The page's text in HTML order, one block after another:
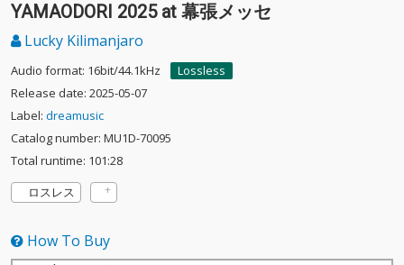
YAMAODORI 2025 at 幕張メッセ
Lucky Kilimanjaro
Audio format: 16bit/44.1kHz
Lossless
Release date: 2025-05-07
Label: dreamusic
Catalog number: MU1D-70095
Total runtime: 101:28
ロスレス
How To Buy